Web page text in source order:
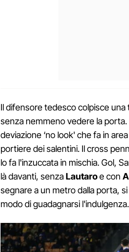
Il difensore tedesco colpisce
senza nemmeno vedere la
deviazione ‘no look' che fa in
portiere dei salentini. Il cross
lo fa l'inzuccata in mischia. Gol,
là davanti, senzaLautaroe con
segnare a un metro dalla porta,
modo di guadagnarsi l'indulgenza.